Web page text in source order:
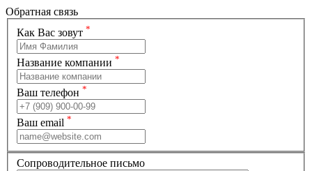
Обратная связь
Как Вас зовут *
Название компании *
Ваш телефон *
Ваш email *
Сопроводительное письмо